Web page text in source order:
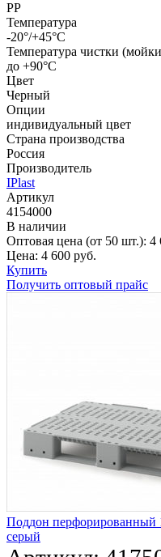
PP
Температура
-20°/+45°С
Температура чистки
до +90°C
Цвет
Черный
Опции
индивидуальный цвет
Страна производства
Россия
Производитель
IPlast
Артикул
4154000
В наличии
Оптовая цена (от 50 шт.): 4
Цена: 4 600 руб.
Купить
Получить оптовый прайс
Поддон перфорированный
серый